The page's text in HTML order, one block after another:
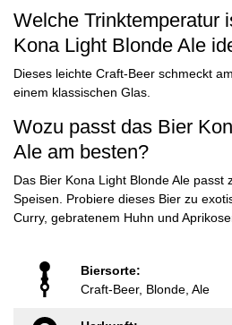
Welche Trinktemperatur
Kona Light Blonde Ale
Dieses leichte Craft-Beer schmeckt
einem klassischen Glas.
Wozu passt das Bier
Ale am besten?
Das Bier Kona Light Blonde Ale passt
Speisen. Probiere dieses Bier zu
Curry, gebratenem Huhn und
Biersorte:
Craft-Beer, Blonde, Ale